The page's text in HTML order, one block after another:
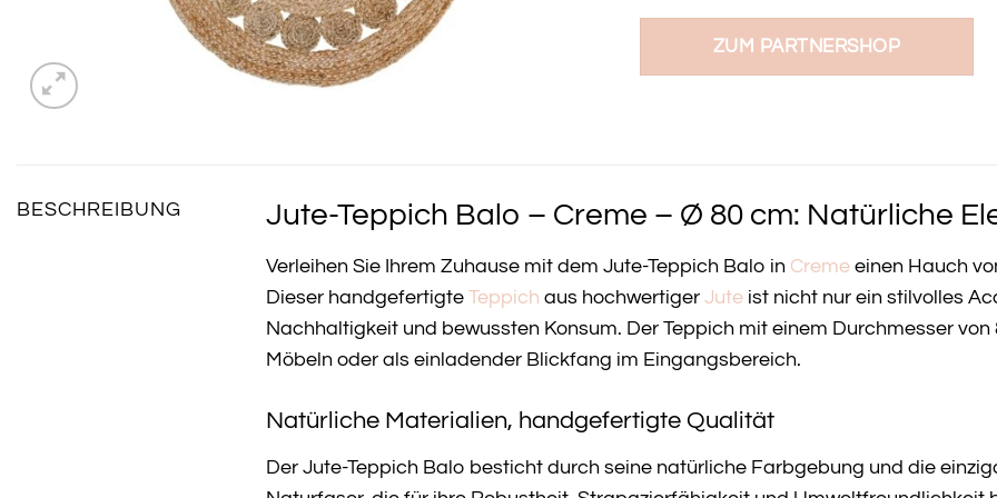
ZUM PARTNERSHOP
BESCHREIBUNG Jute-Teppich Balo – Creme – Ø 80 cm: Natürliche
Verleihen Sie Ihrem Zuhause mit dem Jute-Teppich Balo in Creme einen Hauch
Dieser handgefertigte Teppich aus hochwertiger Jute ist nicht nur ein stilvolles
Nachhaltigkeit und bewussten Konsum. Der Teppich mit einem Durchmesser
Möbeln oder als einladender Blickfang im Eingangsbereich.
Natürliche Materialien, handgefertigte Qualität
Der Jute-Teppich Balo besticht durch seine natürliche Farbgebung und die